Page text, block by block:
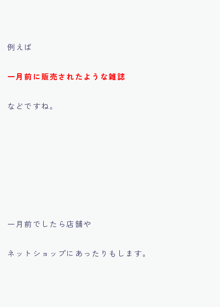
例えば
一月前に販売されたような雑誌
などですね。
一月前でしたら店舗や
ネットショップにあったりもします。